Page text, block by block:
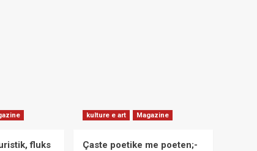
fluks
kulture e art Magazine
Çaste poetike me poeten;-